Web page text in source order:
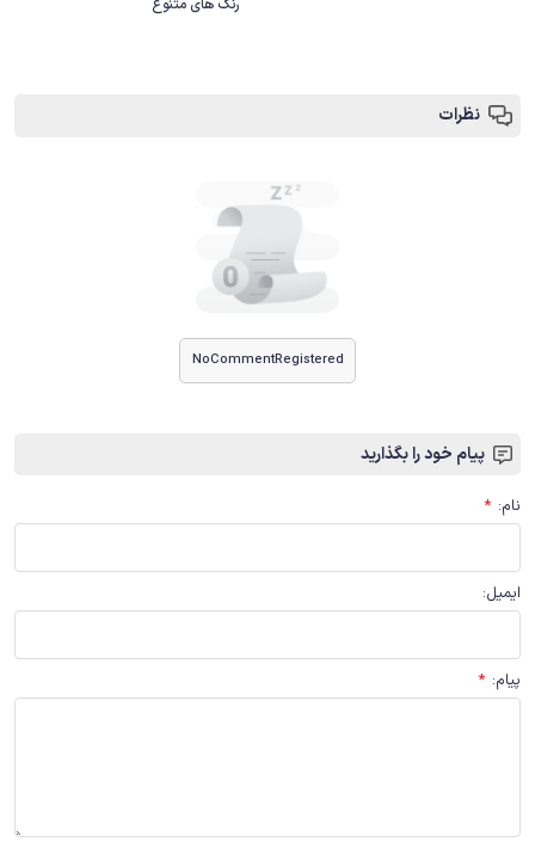
رنگ های متنوع
نظرات
NoCommentRegistered
پیام خود را بگذارید
نام:
*
ایمیل:
پیام:
*